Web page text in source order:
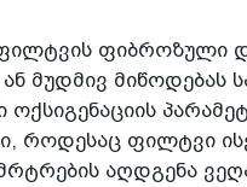
ფიბროზული
მუდმივ მიწოდებას
ოქსიგენაციის
როდესაც ფილტვი
აღდგენა